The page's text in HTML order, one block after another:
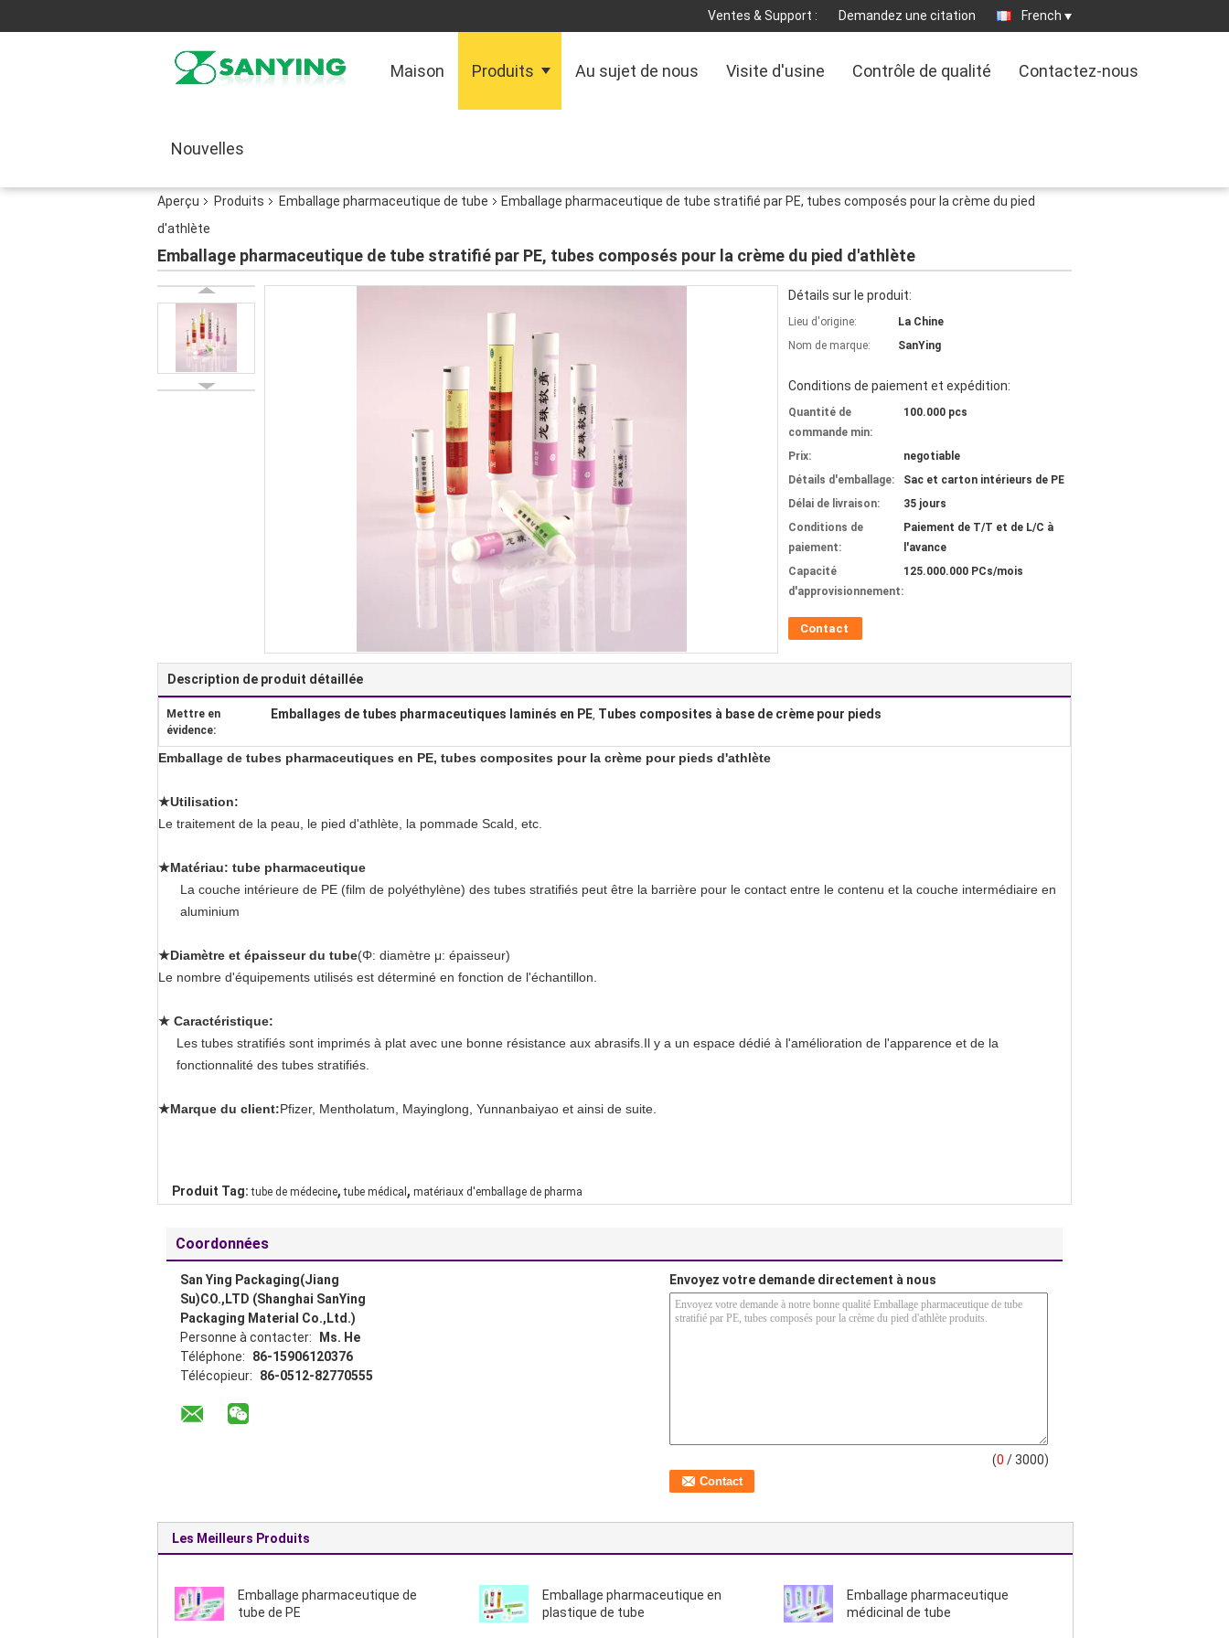
Ventes & Support : Demandez une citation French
Maison Produits Au sujet de nous Visite d'usine Contrôle de qualité Contactez-nous
Nouvelles
Aperçu Produits Emballage pharmaceutique de tube
Emballage pharmaceutique de tube stratifié par PE, tubes composés pour la crème du pied
d'athlète
Emballage pharmaceutique de tube stratifié par PE, tubes composés pour la crème du pied d'athlète
Détails sur le produit:
Lieu d'origine:
La Chine
Nom de marque:
SanYing
Conditions de paiement et expédition:
Quantité de
commande min:
100.000 pcs
Prix:
negotiable
Détails d'emballage:
Sac et carton intérieurs de PE
Délai de livraison:
35 jours
Conditions de
paiement:
Paiement de T/T et de L/C à
l'avance
Capacité
d'approvisionnement:
125.000.000 PCs/mois
Contact
Description de produit détaillée
Mettre en
évidence:
Emballages de tubes pharmaceutiques laminés en PE, Tubes composites à base de crème pour pieds
Emballage de tubes pharmaceutiques en PE, tubes composites pour la crème pour pieds d'athlète
★Utilisation:
Le traitement de la peau, le pied d'athlète, la pommade Scald, etc.
★Matériau: tube pharmaceutique
La couche intérieure de PE (film de polyéthylène) des tubes stratifiés peut être la barrière pour le contact entre le contenu et la couche intermédiaire en
aluminium
★Diamètre et épaisseur du tube(Φ: diamètre μ: épaisseur)
Le nombre d'équipements utilisés est déterminé en fonction de l'échantillon.
★ Caractéristique:
Les tubes stratifiés sont imprimés à plat avec une bonne résistance aux abrasifs.Il y a un espace dédié à l'amélioration de l'apparence et de la
fonctionnalité des tubes stratifiés.
★Marque du client:Pfizer, Mentholatum, Mayinglong, Yunnanbaiyao et ainsi de suite.
Produit Tag: tube de médecine, tube médical , matériaux d'emballage de pharma
Coordonnées
San Ying Packaging(Jiang
Su)CO.,LTD (Shanghai SanYing
Packaging Material Co.,Ltd.)
Personne à contacter:
Ms. He
Téléphone:
86-15906120376
Télécopieur:
86-0512-82770555
Envoyez votre demande directement à nous
(0 / 3000)
Les Meilleurs Produits
Emballage pharmaceutique de
tube de PE
Emballage pharmaceutique en
plastique de tube
Emballage pharmaceutique
médicinal de tube